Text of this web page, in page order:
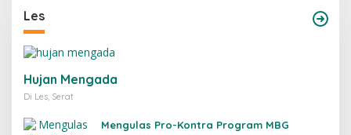
Les
Hujan Mengada
Di Les, Serat
Mengulas Pro-Kontra Program MBG